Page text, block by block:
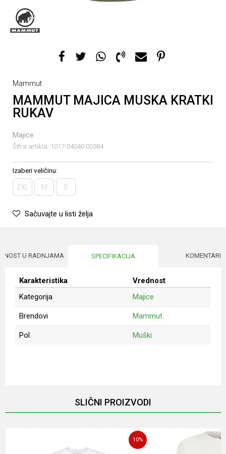
Mammut
MAMMUT MAJICA MUSKA KRATKI
RUKAV
Majice
Šifra artikla: 1017-04040 00384
Izaberi veličinu:
2XL M S
Sačuvajte u listi želja
U RADNJAMA SPECIFIKACIJA KOMENTARI
Karakteristika
Vrednost
Kategorija
Majice
Brendovi Mammut
Pol Muški
SLIČNI PROIZVODI
10%